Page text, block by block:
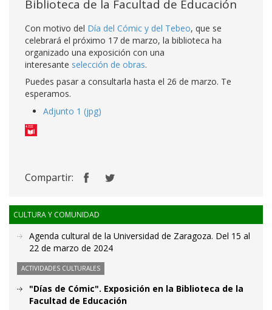
Biblioteca de la Facultad de Educación
Con motivo del Día del Cómic y del Tebeo, que se
celebrará el próximo 17 de marzo, la biblioteca ha
organizado una exposición con una
interesante selección de obras.
Puedes pasar a consultarla hasta el 26 de marzo. Te
esperamos.
Adjunto 1 (jpg)
Compartir:
CULTURA Y COMUNIDAD
Agenda cultural de la Universidad de Zaragoza. Del 15 al
22 de marzo de 2024
ACTIVIDADES CULTURALES
"Días de Cómic". Exposición en la Biblioteca de la
Facultad de Educación